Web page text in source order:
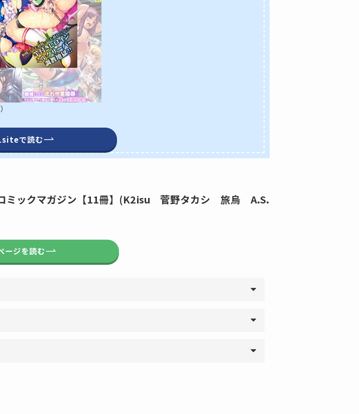
で読む
ミックマガジン【11冊】(K2isu 菅野タカシ 旅烏 A.S.
ージを読む